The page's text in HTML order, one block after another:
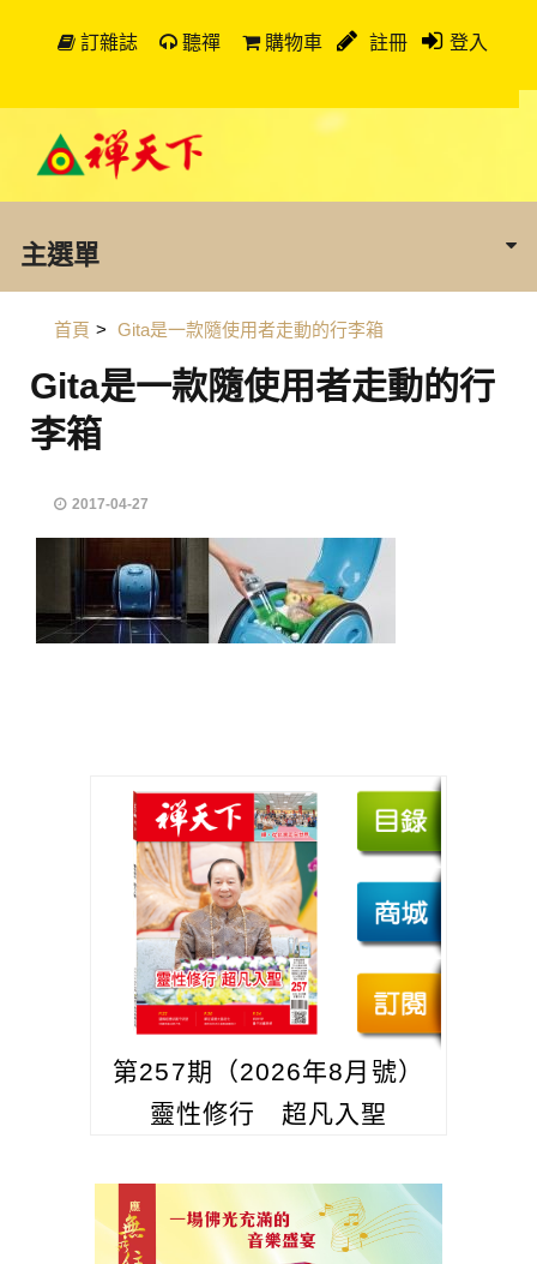
訂雜誌 聽禪 購物車 註冊 登入
主選單
首頁 > Gita是一款隨使用者走動的行李箱
Gita是一款隨使用者走動的行
李箱
2017-04-27
第257期（2026年8月號）
靈性修行 超凡入聖